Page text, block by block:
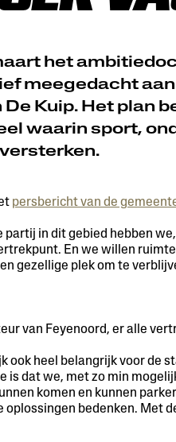
het
meegedacht
Kuip. Het plan
waarin sport,
persbericht van de
in dit gebied hebben
En we willen
gezellige plek om te
van Feyenoord, er alle
heel belangrijk voor de
dat we, met zo min
komen en kunnen
bedenken. Met